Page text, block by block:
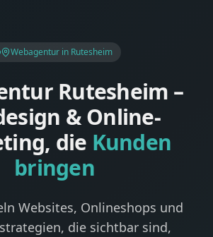
Webagentur in Rutesheim
Rutesheim –
& Online-
die Kunden
bringen
Websites, Onlineshops und
die sichtbar sind,